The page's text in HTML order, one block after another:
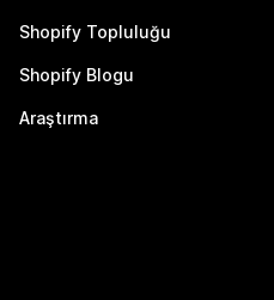
Shopify Topluluğu
Shopify Blogu
Araştırma